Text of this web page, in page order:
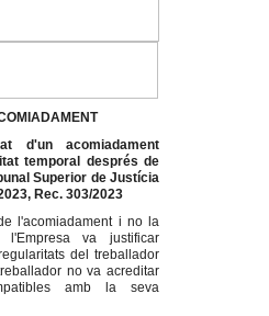
d'un acomiadament
temporal després de
Superior de Justícia
Rec. 303/2023
l'acomiadament i no la
va justificar
del treballador
no va acreditar
amb la seva